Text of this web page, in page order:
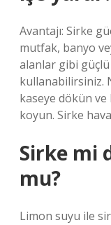
Avantajı: Sirke
mutfak, banyo
alanlar gibi
kullanabilirsiniz.
kaseye dökün
koyun. Sirke
Sirke mi
mu?
Limon suyu ile